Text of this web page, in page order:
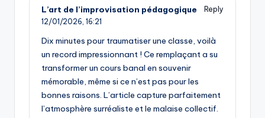
L’art de l’improvisation pédagogique
Reply
12/01/2026, 16:21
Dix minutes pour traumatiser une classe, voilà
un record impressionnant ! Ce remplaçant a su
transformer un cours banal en souvenir
mémorable, même si ce n’est pas pour les
bonnes raisons. L’article capture parfaitement
l’atmosphère surréaliste et le malaise collectif.